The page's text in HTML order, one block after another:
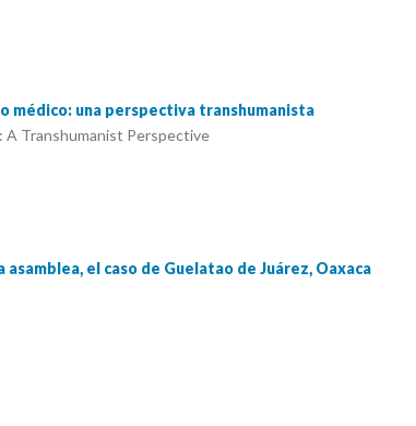
médico: una perspectiva transhumanista
A Transhumanist Perspective
el caso de Guelatao de Juárez, Oaxaca